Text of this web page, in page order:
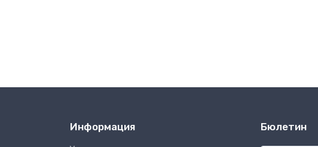
Информация Бюлетин